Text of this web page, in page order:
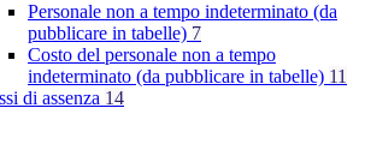
Personale non a tempo indeterminato (da
pubblicare in tabelle) 7
Costo del personale non a tempo
indeterminato (da pubblicare in tabelle) 11
di assenza 14